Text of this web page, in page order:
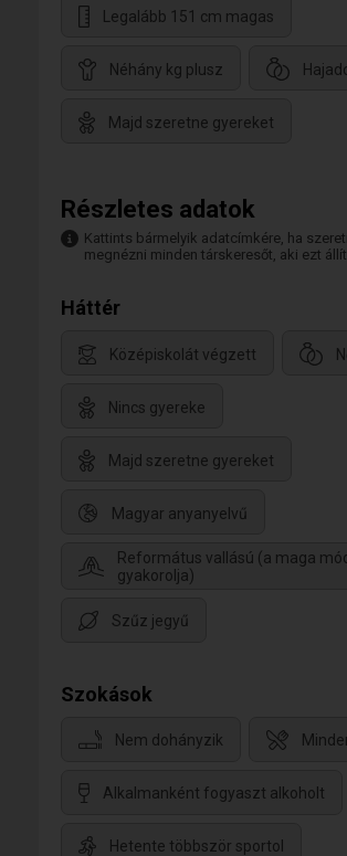
Legalább 151 cm magas
Néhány kg plusz
Majd szeretne gyereket
Részletes adatok
Kattints bármelyik adatcímkére, ha
megnézni minden társkeresőt, aki ezt
Háttér
Középiskolát végzett
Nincs gyereke
Majd szeretne gyereket
Magyar anyanyelvű
Református vallású (a maga
gyakorolja)
Szűz jegyű
Szokások
Nem dohányzik
Alkalmanként fogyaszt alkoholt
Hetente többször sportol